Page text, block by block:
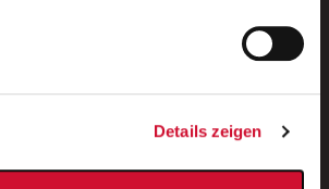
Details zeigen